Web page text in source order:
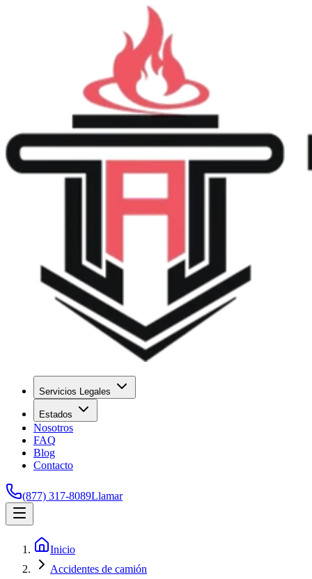
Servicios Legales
Estados
Nosotros
FAQ
Blog
Contacto
(877) 317-8089Llamar
Inicio
Accidentes de camión